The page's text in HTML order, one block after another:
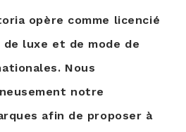
opère comme licencié
de luxe et de mode de
Nous
notre
afin de proposer à